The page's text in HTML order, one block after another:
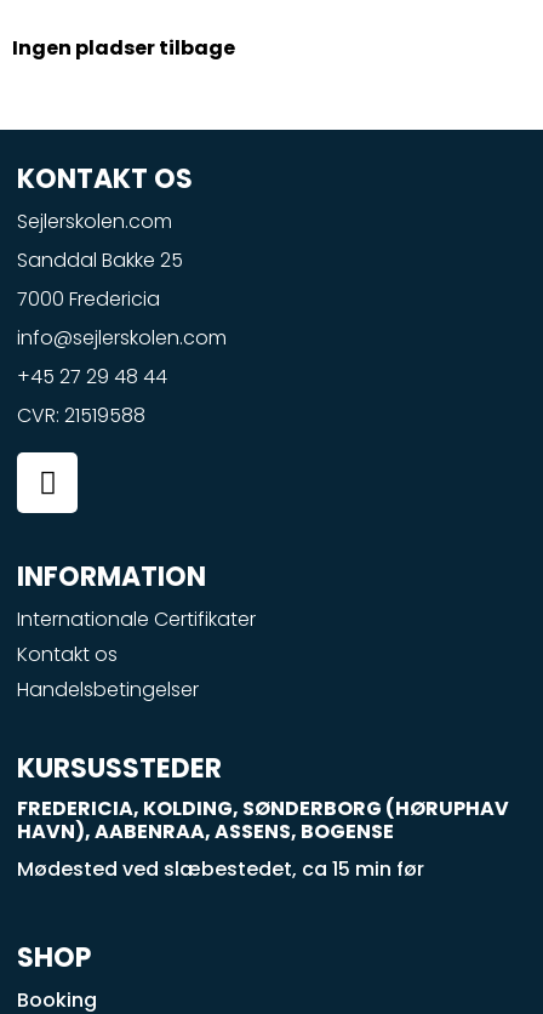
Ingen pladser tilbage
KONTAKT OS
Sejlerskolen.com
Sanddal Bakke 25
7000 Fredericia
info@sejlerskolen.com
+45 27 29 48 44
CVR: 21519588
F
a
c
e
b
o
o
k
-
q
u
a
r
INFORMATION
Internationale Certifikater
Kontakt os
Handelsbetingelser
KURSUSSTEDER
FREDERICIA, KOLDING, SØNDERBORG (HØRUPHAV
HAVN), AABENRAA, ASSENS, BOGENSE
Mødested ved slæbestedet, ca 15 min før
SHOP
Booking